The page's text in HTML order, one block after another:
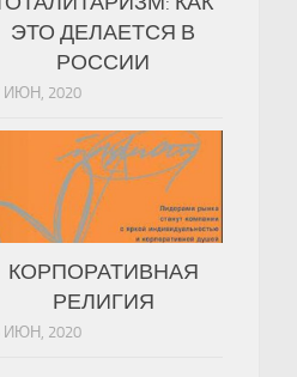
ЭТО ДЕЛАЕТСЯ В
РОССИИ
ИЮН, 2020
КОРПОРАТИВНАЯ
РЕЛИГИЯ
ИЮН, 2020